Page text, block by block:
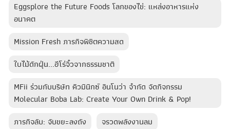
Eggsplore the Future Foods โลกของไข่: แหล่งอาหารแห่ง
อนาคต
Mission Fresh ภารกิจพิชิตความสด
ใบไม้ดักฝุ่น...ฮีโร่จิ๋วจากธรรมชาติ
MFii ร่วมกับบริษัท คิวมินิกซ์ อินโนว่า จำกัด จัดกิจกรรม
Molecular Boba Lab: Create Your Own Drink & Pop!
ภารกิจลับ: จับขยะลงถัง
จรวดพลังงานลม